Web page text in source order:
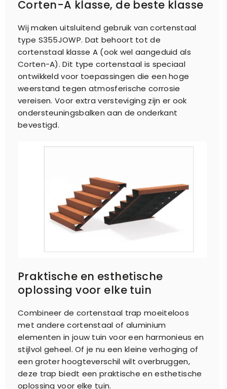
Corten-A klasse, de beste klasse
Wij maken uitsluitend gebruik van cortenstaal
type S355JOWP. Dat behoort tot de
cortenstaal klasse A (ook wel aangeduid als
Corten-A). Dit type cortenstaal is speciaal
ontwikkeld voor toepassingen die een hoge
weerstand tegen atmosferische corrosie
vereisen. Voor extra versteviging zijn er ook
ondersteuningsbalken aan de onderkant
bevestigd.
Praktische en esthetische
oplossing voor elke tuin
Combineer de cortenstaal trap moeiteloos
met andere cortenstaal of aluminium
elementen in jouw tuin voor een harmonieus en
stijlvol geheel. Of je nu een kleine verhoging of
een groter hoogteverschil wilt overbruggen,
deze trap biedt een praktische en esthetische
oplossing voor elke tuin.